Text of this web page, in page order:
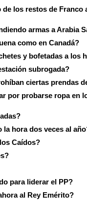
los restos de Franco
armas a Arabia
como en Canadá?
y bofetadas a los
subrogada?
ciertas prendas
por probarse ropa en
hora dos veces al
Caídos?
para liderar el PP?
al Rey Emérito?